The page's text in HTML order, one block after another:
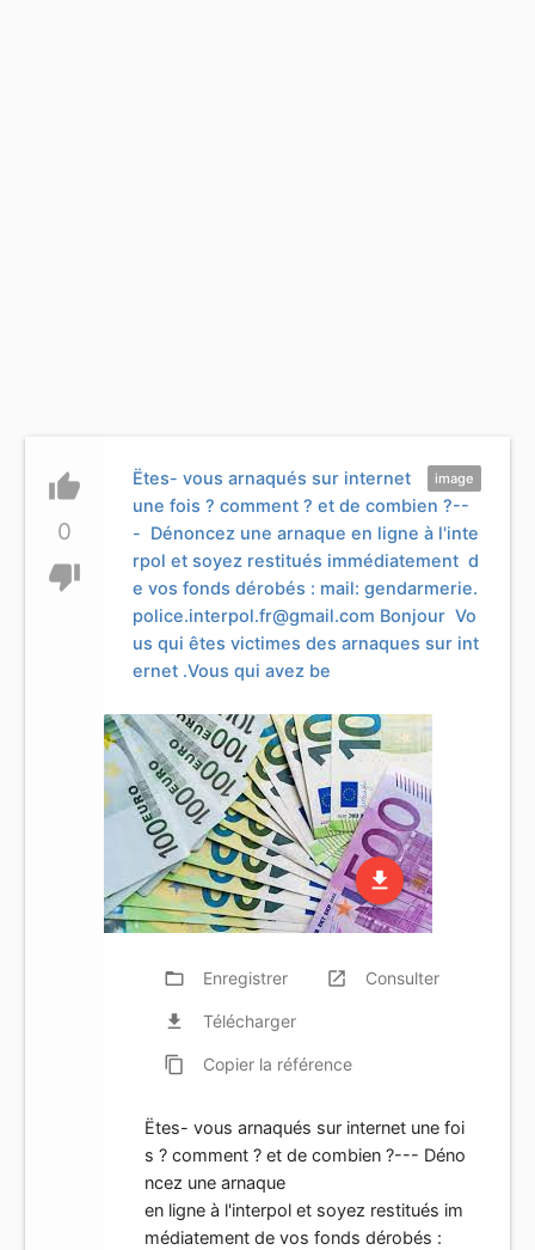
thumb_up
0
thumb_down
image
Ëtes- vous arnaqués sur internet
une fois ? comment ? et de combien ?--
- Dénoncez une arnaque en ligne à l'inte
rpol et soyez restitués immédiatement d
e vos fonds dérobés : mail: gendarmerie.
police.interpol.fr@gmail.com Bonjour Vo
us qui êtes victimes des arnaques sur int
ernet .Vous qui avez be
file_download
folder_open Enregistrer launch Consulter
file_download Télécharger
content_copy Copier la référence
Ëtes- vous arnaqués sur internet une foi
s ? comment ? et de combien ?--- Déno
ncez une arnaque
en ligne à l'interpol et soyez restitués im
médiatement de vos fonds dérobés :